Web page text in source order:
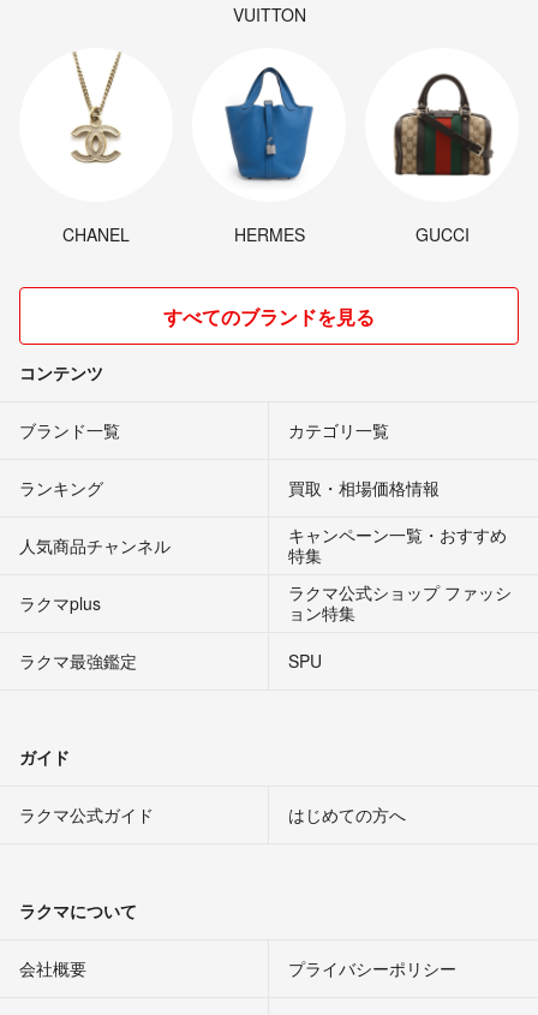
VUITTON
CHANEL HERMES GUCCI
すべてのブランドを見る
コンテンツ
ブランド一覧 カテゴリ一覧
ランキング 買取・相場価格情報
人気商品チャンネル
キャンペーン一覧・おすすめ
特集
ラクマplus
ラクマ公式ショップ ファッシ
ョン特集
ラクマ最強鑑定
SPU
ガイド
ラクマ公式ガイド はじめての方へ
ラクマについて
会社概要 プライバシーポリシー